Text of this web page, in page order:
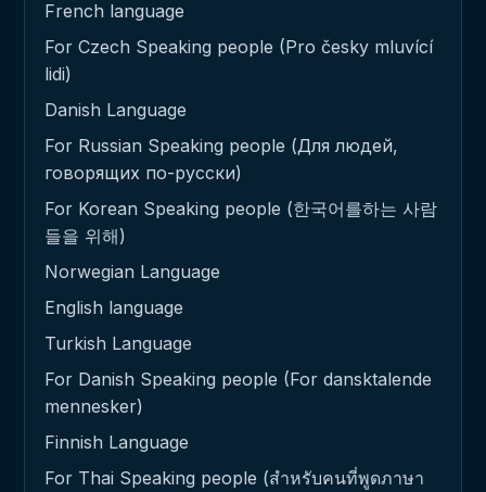
French language
For Czech Speaking people (Pro česky mluvící
lidi)
Danish Language
For Russian Speaking people (Для людей,
говорящих по-русски)
For Korean Speaking people (한국어를하는 사람
들을 위해)
Norwegian Language
English language
Turkish Language
For Danish Speaking people (For dansktalende
mennesker)
Finnish Language
For Thai Speaking people (สำหรับคนที่พูดภาษา